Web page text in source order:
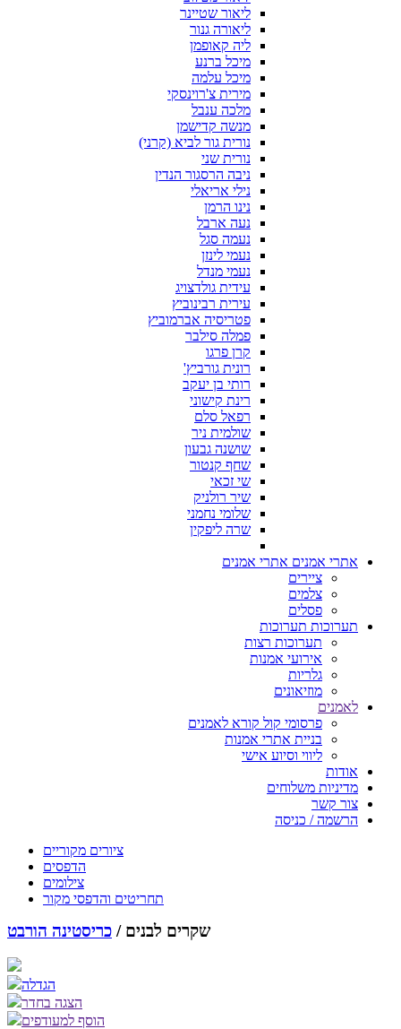
ליאור שטיינר
ליאורה גנור
ליה קאופמן
מיכל ברנע
מיכל עלמה
מירית צ'רוינסקי
מלכה ענבל
מנשה קדישמן
נורית גור לביא (קרני)
נורית שני
ניבה הרסגור הנדין
נילי אריאלי
נינו הרמן
נעה ארבל
נעמה סגל
נעמי לינזן
נעמי מנדל
עידית גולדצויג
עירית רבינוביץ
פטריסיה אברמוביץ
פמלה סילבר
קרן פרגו
רונית גורביץ'
רותי בן יעקב
רינת קישוני
רפאל סלם
שולמית ניר
שושנה גבעון
שחף קנטור
שי זכאי
שיר רולניק
שלומי נחמני
שרה ליפקין
אתרי אמנים אתרי אמנים
ציירים
צלמים
פסלים
תערוכות תערוכות
תערוכות רצות
אירועי אמנות
גלריות
מוזיאונים
לאמנים
פרסומי קול קורא לאמנים
בניית אתרי אמנות
ליווי וסיוע אישי
אודות
מדיניות משלוחים
צור קשר
הרשמה / כניסה
ציורים מקוריים
הדפסים
צילומים
תחריטים והדפסי מקור
שקרים לבנים / כריסטינה הורבט
הגדלה
הצגה בחדר
הוסף למעודפים